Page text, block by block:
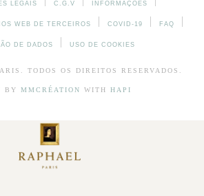
LEGAIS C.G.V INFORMAÇÕES
WEB DE TERCEIROS COVID-19 FAQ
DE DADOS USO DE COOKIES
TODOS OS DIREITOS RESERVADOS.
BY MMCRÉATION WITH HAPI